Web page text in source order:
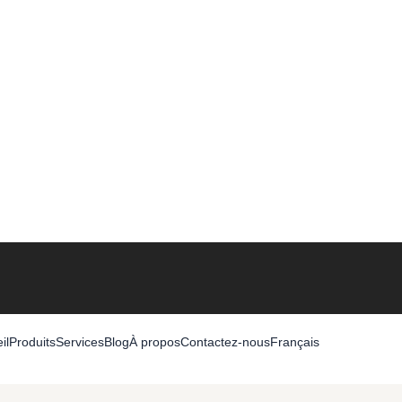
ProduitsServicesBlogÀ proposContactez-nousFrançais